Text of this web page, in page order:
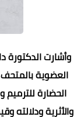
وأشارت الدكتورة
العضوية
الحضارة للترميم
والأثرية ودلالته